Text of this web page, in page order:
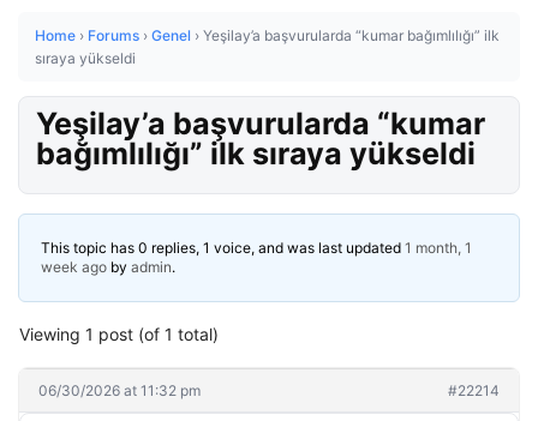
Home › Forums › Genel › Yeşilay’a başvurularda “kumar bağımlılığı” ilk
sıraya yükseldi
Yeşilay’a başvurularda “kumar
bağımlılığı” ilk sıraya yükseldi
This topic has 0 replies, 1 voice, and was last updated 1 month, 1
week ago by admin.
Viewing 1 post (of 1 total)
06/30/2026 at 11:32 pm #22214